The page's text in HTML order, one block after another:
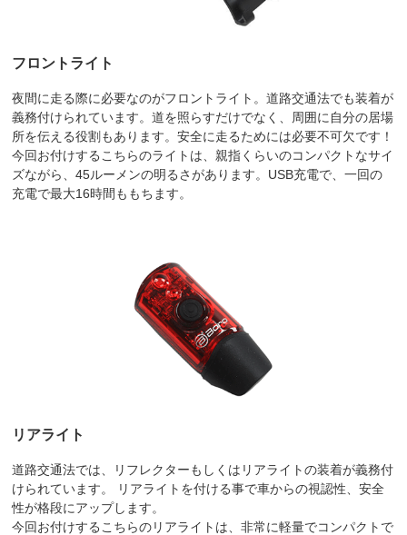
フロントライト
夜間に走る際に必要なのがフロントライト。道路交通法でも装着が
義務付けられています。道を照らすだけでなく、周囲に自分の居場
所を伝える役割もあります。安全に走るためには必要不可欠です！
今回お付けするこちらのライトは、親指くらいのコンパクトなサイ
ズながら、45ルーメンの明るさがあります。USB充電で、一回の
充電で最大16時間ももちます。
リアライト
道路交通法では、リフレクターもしくはリアライトの装着が義務付
けられています。 リアライトを付ける事で車からの視認性、安全
性が格段にアップします。
今回お付けするこちらのリアライトは、非常に軽量でコンパクトで